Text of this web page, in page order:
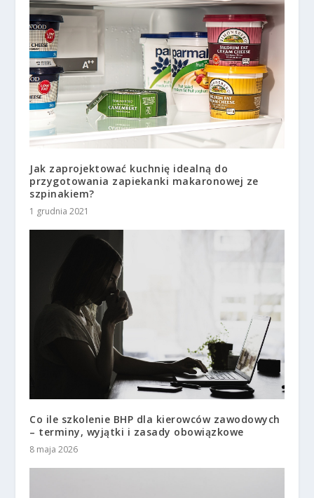
Jak zaprojektować kuchnię idealną do
przygotowania zapiekanki makaronowej ze
szpinakiem?
1 grudnia 2021
Co ile szkolenie BHP dla kierowców zawodowych
– terminy, wyjątki i zasady obowiązkowe
8 maja 2026